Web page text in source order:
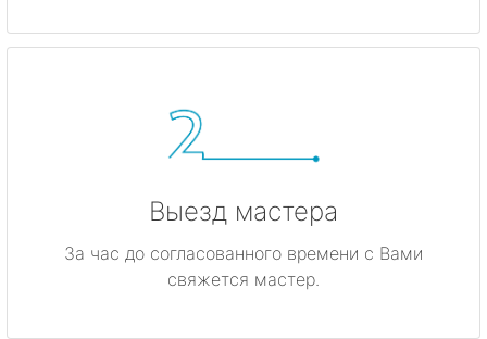
Гатчина
Кириши
Выезд мастера
За час до согласованного времени с Вами
свяжется мастер.